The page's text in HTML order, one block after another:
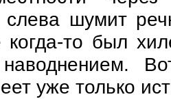
слева шумит
когда-то был
уже только